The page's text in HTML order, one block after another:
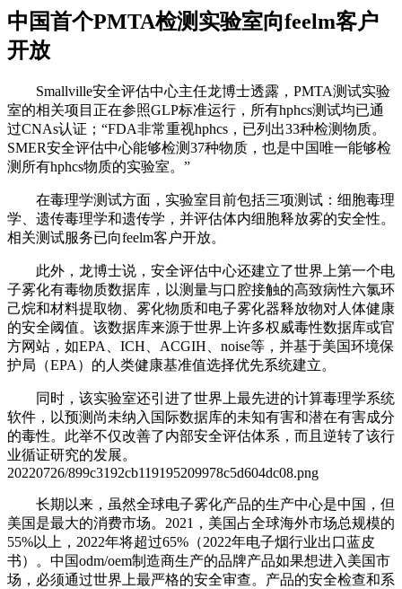
中国首个PMTA检测实验室向feelm客户
开放
Smallville安全评估中心主任龙博士透露，PMTA测试实验
室的相关项目正在参照GLP标准运行，所有hphcs测试均已通
过CNAs认证；“FDA非常重视hphcs，已列出33种检测物质。
SMER安全评估中心能够检测37种物质，也是中国唯一能够检
测所有hphcs物质的实验室。”
在毒理学测试方面，实验室目前包括三项测试：细胞毒理
学、遗传毒理学和遗传学，并评估体内细胞释放雾的安全性。
相关测试服务已向feelm客户开放。
此外，龙博士说，安全评估中心还建立了世界上第一个电
子雾化有毒物质数据库，以测量与口腔接触的高致病性六氯环
己烷和材料提取物、雾化物质和电子雾化器释放物对人体健康
的安全阈值。该数据库来源于世界上许多权威毒性数据库或官
方网站，如EPA、ICH、ACGIH、noise等，并基于美国环境保
护局（EPA）的人类健康基准值选择优先系统建立。
同时，该实验室还引进了世界上最先进的计算毒理学系统
软件，以预测尚未纳入国际数据库的未知有害和潜在有害成分
的毒性。此举不仅改善了内部安全评估体系，而且逆转了该行
业循证研究的发展。
20220726/899c3192cb119195209978c5d604dc08.png
长期以来，虽然全球电子雾化产品的生产中心是中国，但
美国是最大的消费市场。2021，美国占全球海外市场总规模的
55%以上，2022年将超过65%（2022年电子烟行业出口蓝皮
书）。中国odm/oem制造商生产的品牌产品如果想进入美国市
场，必须通过世界上最严格的安全审查。产品的安全检查和系